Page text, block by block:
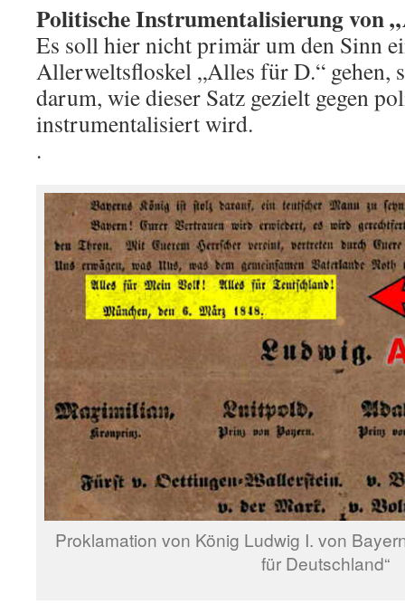
Politische Instrumentalisierung von
Es soll hier nicht primär um den Sinn
Allerweltsfloskel „Alles für D.“ gehen,
darum, wie dieser Satz gezielt gegen
instrumentalisiert wird.
.
Proklamation von König Ludwig I. von
für Deutschland“